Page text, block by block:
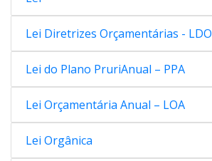
Lei Diretrizes Orçamentárias - LDO
Lei do Plano PruriAnual – PPA
Lei Orçamentária Anual – LOA
Lei Orgânica